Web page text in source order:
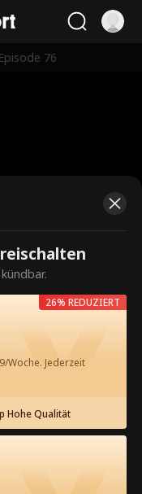
Episode 76
um
ansehen
Woche. Jederzeit
Hohe Qualität
26% REDUZIERT